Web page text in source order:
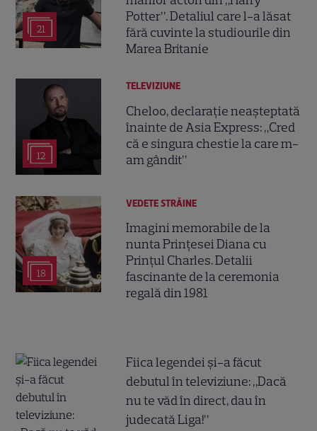
21
Potter”. Detaliul care l-a lăsat
fără cuvinte la studiourile din
Marea Britanie
12
TELEVIZIUNE
Cheloo, declarație neașteptată
înainte de Asia Express: „Cred
că e singura chestie la care m-
am gândit”
18
VEDETE STRĂINE
Imagini memorabile de la
nunta Prințesei Diana cu
Prințul Charles. Detalii
fascinante de la ceremonia
regală din 1981
Fiica legendei și-a făcut
debutul în televiziune: „Dacă
nu te văd în direct, dau în
judecată Liga!”